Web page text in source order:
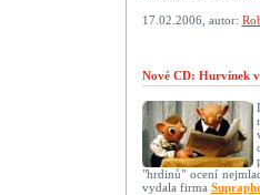
17.02.2006, autor:
Nové CD: Hurvínek v
"hrdinů" ocení
vydala firma